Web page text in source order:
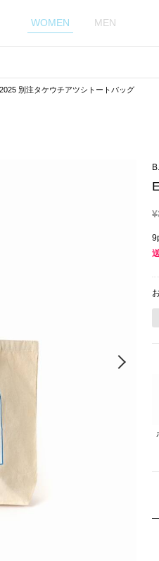
WOMEN MEN
別注タケウチアツシトートバッグ
¥